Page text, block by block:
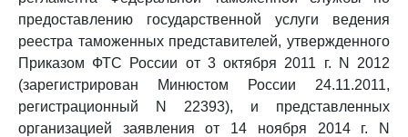
предоставлению государственной услуги ведения
реестра таможенных представителей, утвержденного
Приказом ФТС России от 3 октября 2011 г. N 2012
(зарегистрирован Минюстом России 24.11.2011,
регистрационный N 22393), и представленных
организацией заявления от 14 ноября 2014 г. N